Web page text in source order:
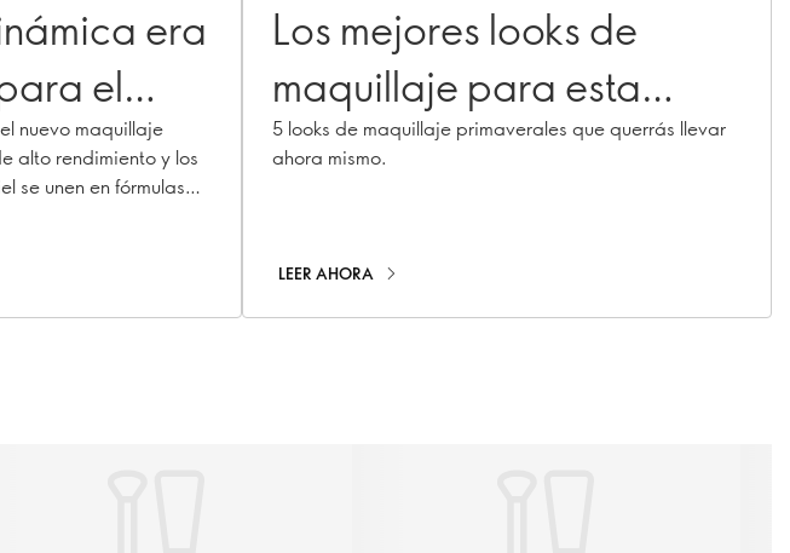
era
el
nuevo maquillaje
alto rendimiento y los
se unen en fórmulas
Los mejores looks de
maquillaje para esta
primavera
5 looks de maquillaje primaverales que querrás llevar
ahora mismo.
LEER AHORA